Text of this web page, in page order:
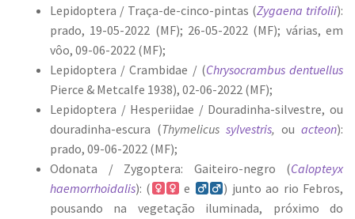
Lepidoptera / Traça-de-cinco-pintas (Zygaena trifolii):
prado, 19-05-2022 (MF); 26-05-2022 (MF); várias, em
vôo, 09-06-2022 (MF);
Lepidoptera / Crambidae / (Chrysocrambus dentuellus
Pierce & Metcalfe 1938), 02-06-2022 (MF);
Lepidoptera / Hesperiidae / Douradinha-silvestre, ou
douradinha-escura (Thymelicus sylvestris, ou acteon):
prado, 09-06-2022 (MF);
Odonata / Zygoptera: Gaiteiro-negro (Calopteyx
haemorrhoidalis): ( e
) junto ao rio Febros,
pousando na vegetação iluminada, próximo do